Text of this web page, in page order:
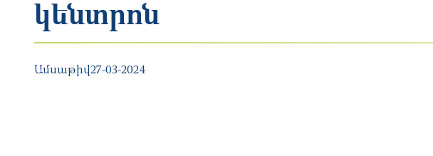
կենտրոն
Ամսաթիվ27-03-2024